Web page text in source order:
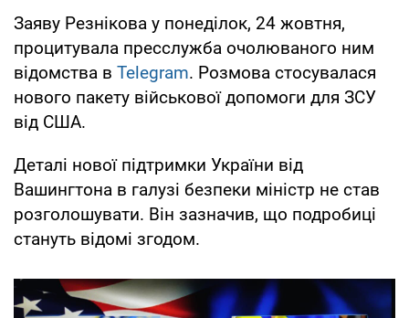
Заяву Резнікова у понеділок, 24 жовтня,
процитувала пресслужба очолюваного ним
відомства в Telegram. Розмова стосувалася
нового пакету військової допомоги для ЗСУ
від США.
Деталі нової підтримки України від
Вашингтона в галузі безпеки міністр не став
розголошувати. Він зазначив, що подробиці
стануть відомі згодом.